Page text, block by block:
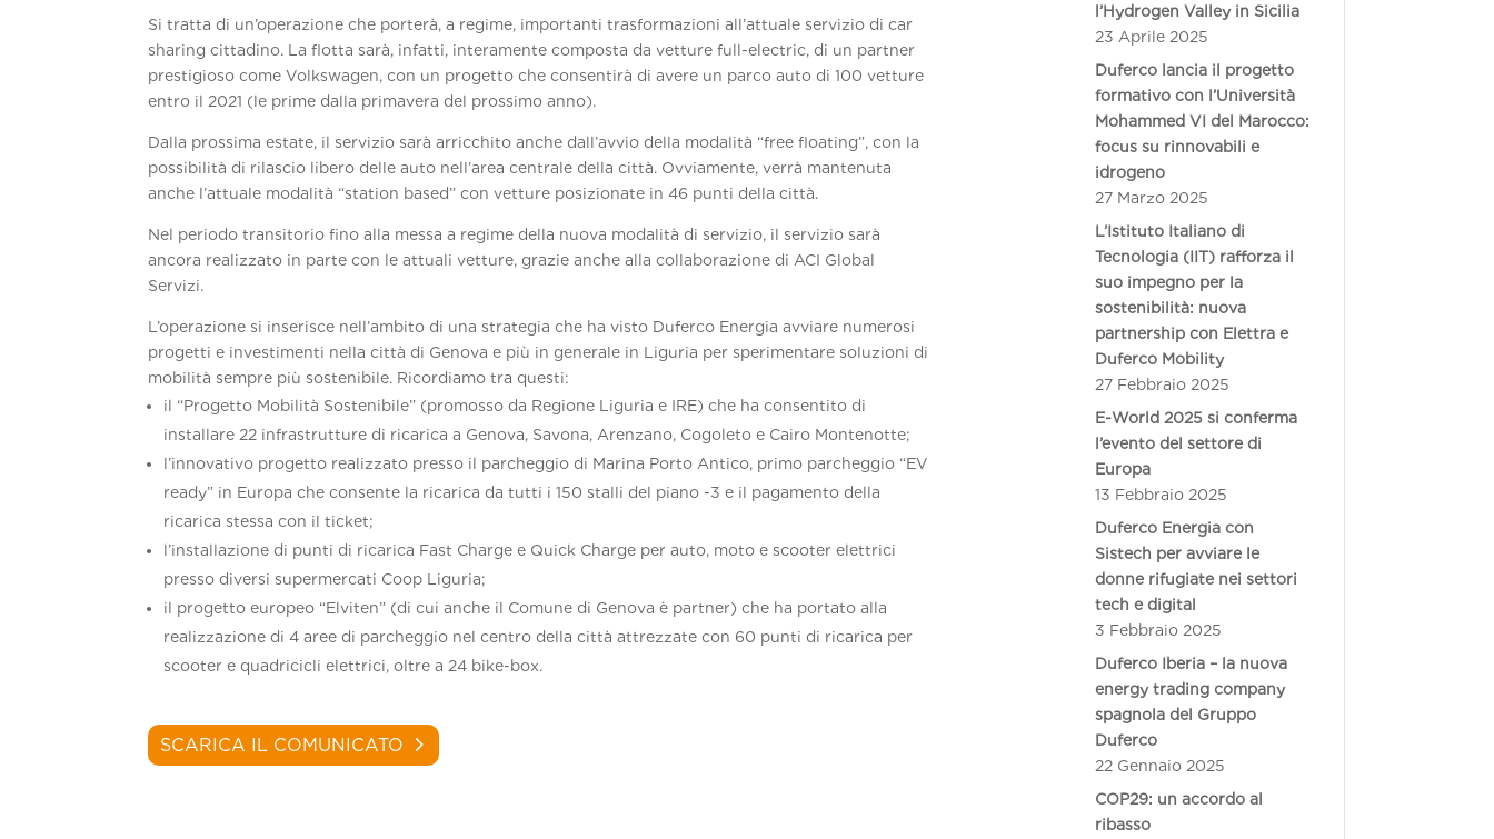
Si tratta di un’operazione che porterà, a regime, importanti trasformazioni all’attuale servizio di car
sharing cittadino. La flotta sarà, infatti, interamente composta da vetture full-electric, di un partner
prestigioso come Volkswagen, con un progetto che consentirà di avere un parco auto di 100 vetture
entro il 2021 (le prime dalla primavera del prossimo anno).
Dalla prossima estate, il servizio sarà arricchito anche dall’avvio della modalità “free floating”, con la
possibilità di rilascio libero delle auto nell’area centrale della città. Ovviamente, verrà mantenuta
anche l’attuale modalità “station based” con vetture posizionate in 46 punti della città.
Nel periodo transitorio fino alla messa a regime della nuova modalità di servizio, il servizio sarà
ancora realizzato in parte con le attuali vetture, grazie anche alla collaborazione di ACI Global
Servizi.
L’operazione si inserisce nell’ambito di una strategia che ha visto Duferco Energia avviare numerosi
progetti e investimenti nella città di Genova e più in generale in Liguria per sperimentare soluzioni di
mobilità sempre più sostenibile. Ricordiamo tra questi:
il “Progetto Mobilità Sostenibile” (promosso da Regione Liguria e IRE) che ha consentito di
installare 22 infrastrutture di ricarica a Genova, Savona, Arenzano, Cogoleto e Cairo Montenotte;
l’innovativo progetto realizzato presso il parcheggio di Marina Porto Antico, primo parcheggio “EV
ready” in Europa che consente la ricarica da tutti i 150 stalli del piano -3 e il pagamento della
ricarica stessa con il ticket;
l’installazione di punti di ricarica Fast Charge e Quick Charge per auto, moto e scooter elettrici
presso diversi supermercati Coop Liguria;
il progetto europeo “Elviten” (di cui anche il Comune di Genova è partner) che ha portato alla
realizzazione di 4 aree di parcheggio nel centro della città attrezzate con 60 punti di ricarica per
scooter e quadricicli elettrici, oltre a 24 bike-box.
SCARICA IL COMUNICATO
l’Hydrogen Valley in Sicilia
23 Aprile 2025
Duferco lancia il progetto
formativo con l’Università
Mohammed VI del Marocco:
focus su rinnovabili e
idrogeno
27 Marzo 2025
L’Istituto Italiano di
Tecnologia (IIT) rafforza il
suo impegno per la
sostenibilità: nuova
partnership con Elettra e
Duferco Mobility
27 Febbraio 2025
E-World 2025 si conferma
l’evento del settore di
Europa
13 Febbraio 2025
Duferco Energia con
Sistech per avviare le
donne rifugiate nei settori
tech e digital
3 Febbraio 2025
Duferco Iberia – la nuova
energy trading company
spagnola del Gruppo
Duferco
22 Gennaio 2025
COP29: un accordo al
ribasso